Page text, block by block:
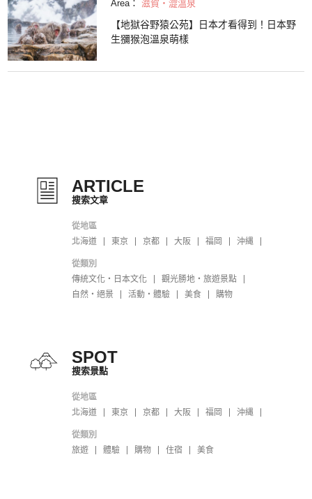
Area： 滋賀・澀溫泉
【地獄谷野猿公苑】日本才看得到！日本野
生獼猴泡溫泉萌樣
ARTICLE
搜索文章
從地區
北海道
東京 京都 大阪 福岡 沖縄
從類別
傳統文化・日本文化
觀光勝地・旅遊景點
自然・絕景
活動・體驗 美食 購物
SPOT
搜索景點
從地區
北海道
東京 京都 大阪 福岡 沖縄
從類別
旅遊
體驗 購物 住宿 美食